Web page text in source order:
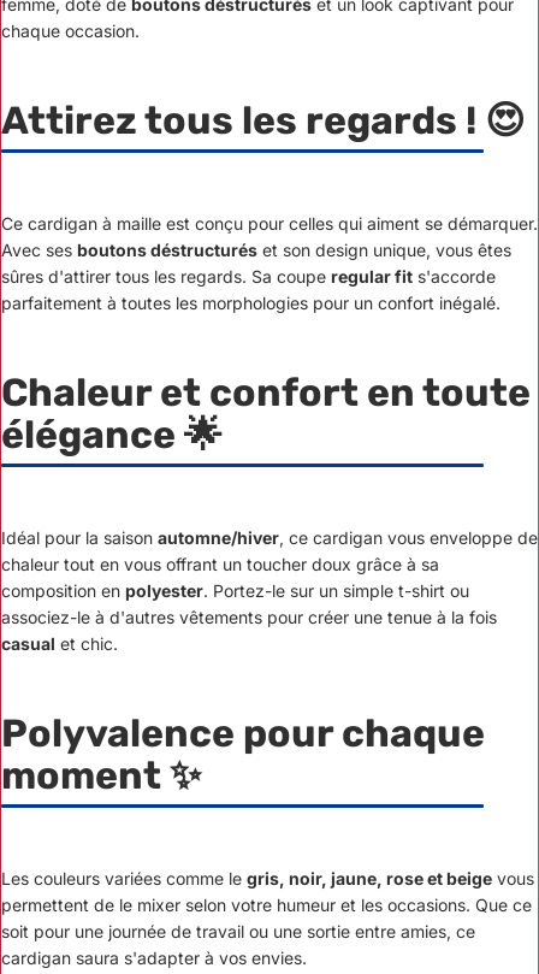
femme, doté de boutons déstructurés et un look captivant pour
chaque occasion.
Attirez tous les regards ! 😍
Ce cardigan à maille est conçu pour celles qui aiment se démarquer.
Avec ses boutons déstructurés et son design unique, vous êtes
sûres d'attirer tous les regards. Sa coupe regular fit s'accorde
parfaitement à toutes les morphologies pour un confort inégalé.
Chaleur et confort en toute
élégance 🌟
Idéal pour la saison automne/hiver, ce cardigan vous enveloppe de
chaleur tout en vous offrant un toucher doux grâce à sa
composition en polyester. Portez-le sur un simple t-shirt ou
associez-le à d'autres vêtements pour créer une tenue à la fois
casual et chic.
Polyvalence pour chaque
moment ✨
Les couleurs variées comme le gris, noir, jaune, rose et beige vous
permettent de le mixer selon votre humeur et les occasions. Que ce
soit pour une journée de travail ou une sortie entre amies, ce
cardigan saura s'adapter à vos envies.